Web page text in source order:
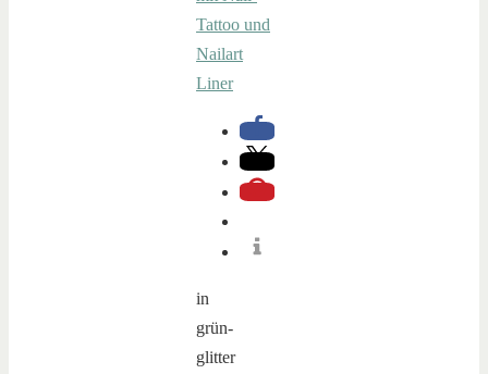
in
grün-
glitter